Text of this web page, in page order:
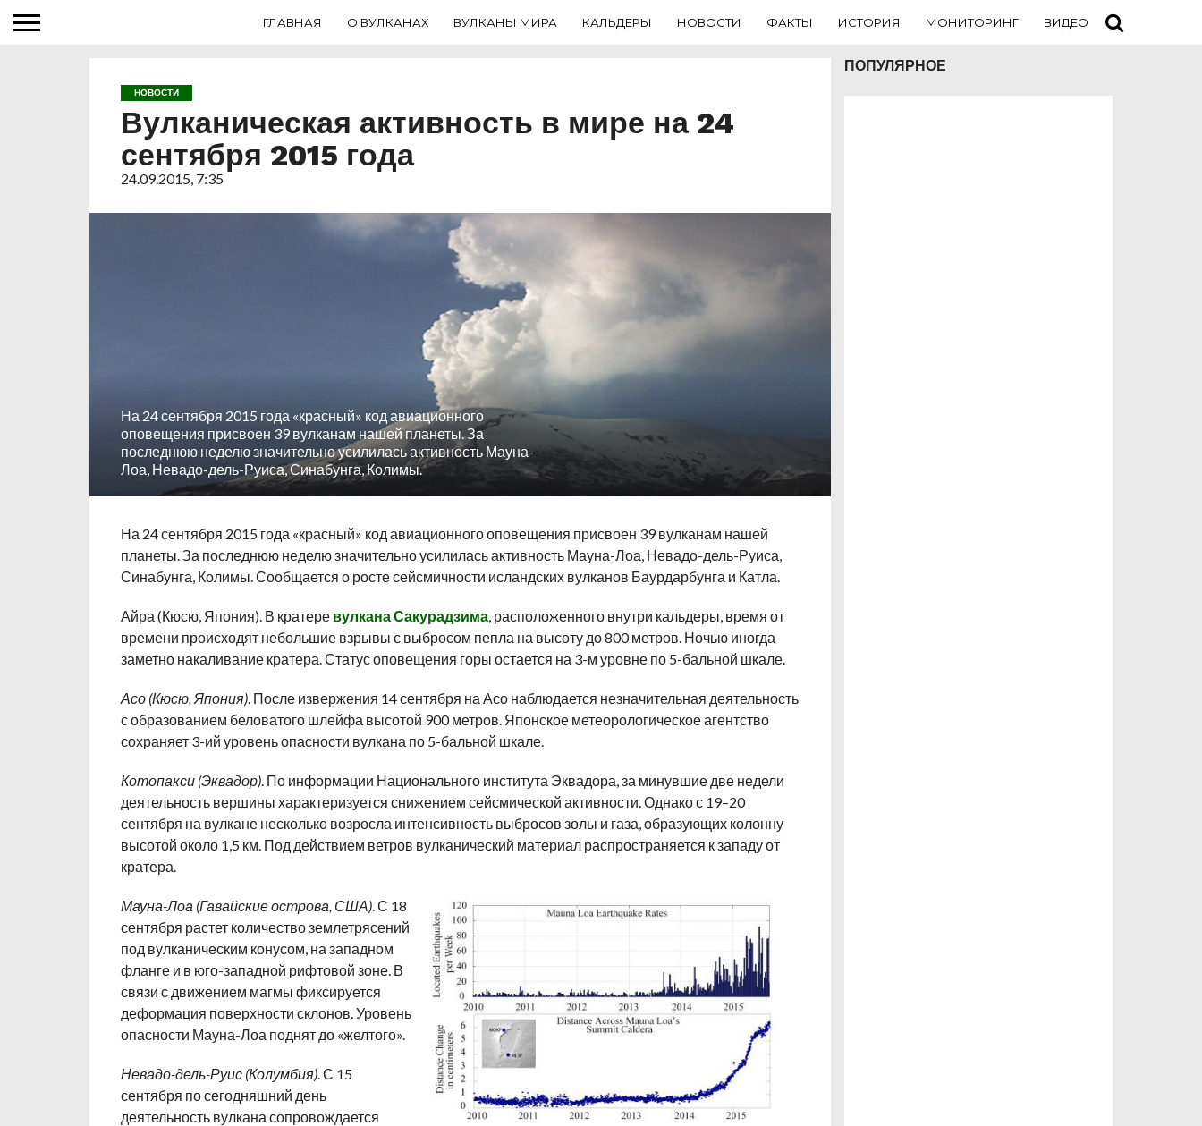
ГЛАВНАЯ О ВУЛКАНАХ ВУЛКАНЫ МИРА КАЛЬДЕРЫ НОВОСТИ ФАКТЫ ИСТОРИЯ МОНИТОРИНГ ВИДЕО ТУРИСТАМ
НОВОСТИ
Вулканическая активность в мире на 24
сентября 2015 года
24.09.2015, 7:35
На 24 сентября 2015 года «красный» код авиационного
оповещения присвоен 39 вулканам нашей планеты. За
последнюю неделю значительно усилилась активность Мауна-
Лоа, Невадо-дель-Руиса, Синабунга, Колимы.
На 24 сентября 2015 года «красный» код авиационного оповещения присвоен 39 вулканам нашей
планеты. За последнюю неделю значительно усилилась активность Мауна-Лоа, Невадо-дель-Руиса,
Синабунга, Колимы.Сообщается о росте сейсмичности исландских вулканов Баурдарбунга и Катла.
Айра (Кюсю, Япония). В кратере вулкана Сакурадзима, расположенного внутри кальдеры, время от
времени происходят небольшие взрывы с выбросом пепла на высоту до 800 метров. Ночью иногда
заметно накаливание кратера. Статус оповещения горы остается на 3-м уровне по 5-бальной шкале.
Асо (Кюсю, Япония). После извержения 14 сентября на Асо наблюдается незначительная деятельность
с образованием беловатого шлейфа высотой 900 метров. Японское метеорологическое агентство
сохраняет 3-ий уровень опасности вулкана по 5-бальной шкале.
Котопакси (Эквадор). По информации Национального института Эквадора, за минувшие две недели
деятельность вершины характеризуется снижением сейсмической активности. Однако с 19–20
сентября на вулкане несколько возросла интенсивность выбросов золы и газа, образующих колонну
высотой около 1,5 км. Под действием ветров вулканический материал распространяется к западу от
кратера.
Мауна-Лоа (Гавайские острова, США). С 18
сентября растет количество землетрясений
под вулканическим конусом, на западном
фланге и в юго-западной рифтовой зоне. В
связи с движением магмы фиксируется
деформация поверхности склонов. Уровень
опасности Мауна-Лоа поднят до «желтого».
Невадо-дель-Руис (Колумбия). С 15
сентября по сегодняшний день
деятельность вулкана сопровождается
ПОПУЛЯРНОЕ